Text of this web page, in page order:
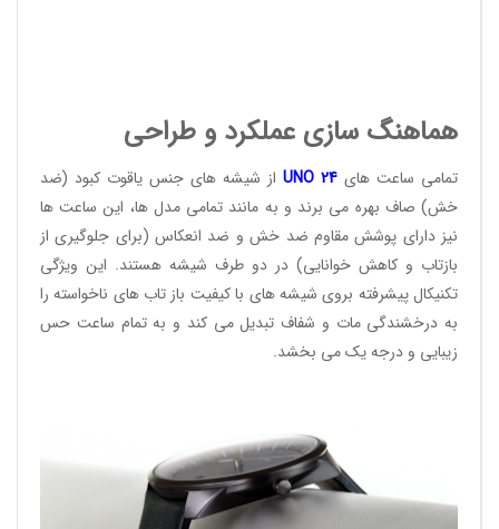
هماهنگ سازی عملکرد و طراحی
تمامی ساعت های UNO 24
از شیشه های جنس یاقوت کبود (ضد
خش) صاف بهره می برند و به مانند تمامی مدل ها، این ساعت ها
نیز دارای پوشش مقاوم ضد خش و ضد انعکاس (برای جلوگیری از
بازتاب و کاهش خوانایی) در دو طرف شیشه هستند. این ویژگی
تکنیکال پیشرفته بروی شیشه های با کیفیت باز تاب های ناخواسته را
به درخشندگی مات و شفاف تبدیل می کند و به تمام ساعت حس
زیبایی و درجه یک می بخشد.